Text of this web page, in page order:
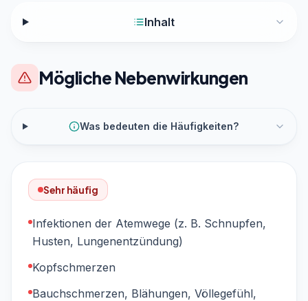
Inhalt
Mögliche Nebenwirkungen
Was bedeuten die Häufigkeiten?
Sehr häufig
Infektionen der Atemwege (z. B. Schnupfen,
Husten, Lungenentzündung)
Kopfschmerzen
Bauchschmerzen, Blähungen, Völlegefühl,